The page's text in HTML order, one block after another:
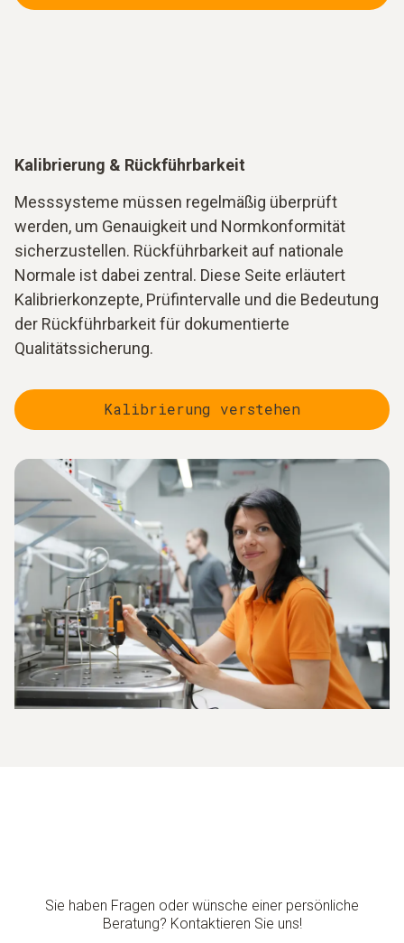
Kalibrierung & Rückführbarkeit
Messsysteme müssen regelmäßig überprüft
werden, um Genauigkeit und Normkonformität
sicherzustellen. Rückführbarkeit auf nationale
Normale ist dabei zentral. Diese Seite erläutert
Kalibrierkonzepte, Prüfintervalle und die Bedeutung
der Rückführbarkeit für dokumentierte
Qualitätssicherung.
Kalibrierung verstehen
Sie haben Fragen oder wünsche einer persönliche
Beratung? Kontaktieren Sie uns!